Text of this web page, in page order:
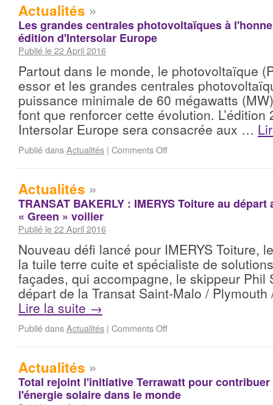
Actualités »
Les grandes centrales photovoltaïques à
édition d'Intersolar Europe
Publié le 22 April 2016
Partout dans le monde, le photovoltaïque
essor et les grandes centrales
puissance minimale de 60 mégawatts
font que renforcer cette évolution. L’édition
Intersolar Europe sera consacrée aux …
Publié dansActualités | Comments Off
Actualités »
TRANSAT BAKERLY : IMERYS Toiture au
« Green » voilier
Publié le 22 April 2016
Nouveau défi lancé pour IMERYS Toiture,
la tuile terre cuite et spécialiste de
façades, qui accompagne, le skippeur Phil
départ de la Transat Saint-Malo /
Lire la suite →
Publié dansActualités | Comments Off
Actualités »
Total rejoint l'initiative Terrawatt pour
l'énergie solaire dans le monde